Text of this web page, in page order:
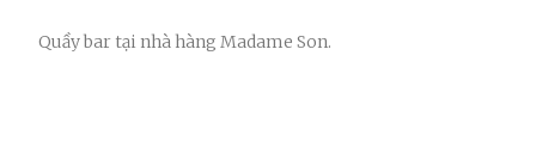
Quầy bar tại nhà hàng Madame Son.